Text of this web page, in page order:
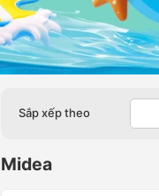
Sắp xếp theo
Midea